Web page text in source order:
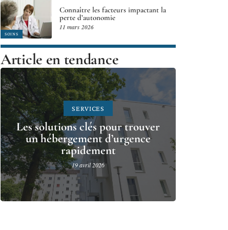
SOINS
Connaître les facteurs impactant la
perte d’autonomie
11 mars 2026
Article en tendance
SERVICES
Les solutions clés pour trouver
un hébergement d’urgence
rapidement
19 avril 2026